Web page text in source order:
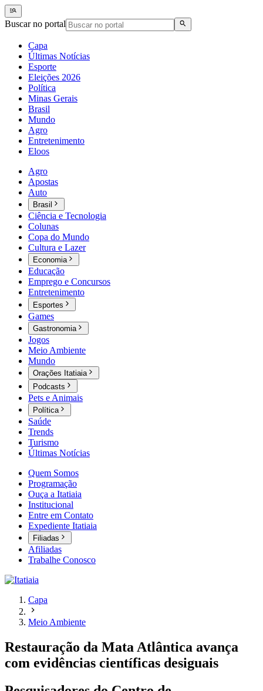
Buscar no portal
Capa
Últimas Notícias
Esporte
Eleições 2026
Política
Minas Gerais
Brasil
Mundo
Agro
Entretenimento
Eloos
Agro
Apostas
Auto
Brasil
Ciência e Tecnologia
Colunas
Copa do Mundo
Cultura e Lazer
Economia
Educação
Emprego e Concursos
Entretenimento
Esportes
Games
Gastronomia
Jogos
Meio Ambiente
Mundo
Orações Itatiaia
Podcasts
Pets e Animais
Política
Saúde
Trends
Turismo
Últimas Notícias
Quem Somos
Programação
Ouça a Itatiaia
Institucional
Entre em Contato
Expediente Itatiaia
Filiadas
Afiliadas
Trabalhe Conosco
Capa
Meio Ambiente
Restauração da Mata Atlântica avança
com evidências científicas desiguais